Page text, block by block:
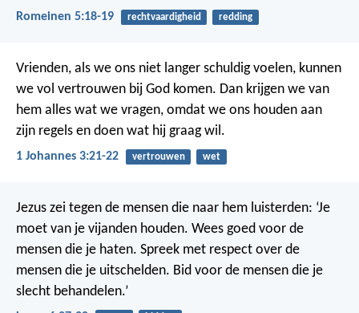
Romeinen 5:18-19 rechtvaardigheid redding
Vrienden, als we ons niet langer schuldig voelen, kunnen
we vol vertrouwen bij God komen. Dan krijgen we van
hem alles wat we vragen, omdat we ons houden aan
zijn regels en doen wat hij graag wil.
1 Johannes 3:21-22 vertrouwen wet
Jezus zei tegen de mensen die naar hem luisterden: ‘Je
moet van je vijanden houden. Wees goed voor de
mensen die je haten. Spreek met respect over de
mensen die je uitschelden. Bid voor de mensen die je
slecht behandelen.’